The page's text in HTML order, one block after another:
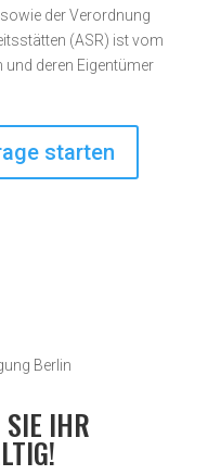
der Verordnung
(ASR) ist vom
und deren Eigentümer
starten
Berlin
IHR